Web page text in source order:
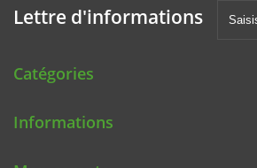
Lettre d'informations
Catégories
Informations